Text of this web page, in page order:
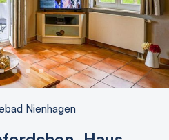
Nienhagen